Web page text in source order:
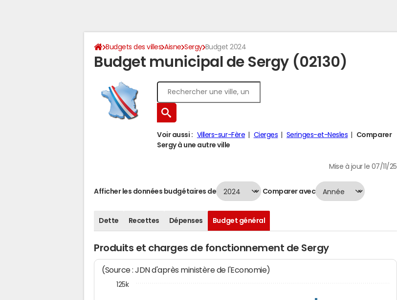
Budgets des villes Aisne Sergy Budget 2024
Budget municipal de Sergy (02130)
Voir aussi : Villers-sur-Fère Cierges Seringes-et-Nesles
Comparer
Sergy à une autre ville
Mise à jour le 07/11/25
Afficher les données budgétaires de Comparer avec
Dette Recettes Dépenses Budget général
Produits et charges de fonctionnement de Sergy
(Source : JDN d'après ministère de l'Economie)
125k